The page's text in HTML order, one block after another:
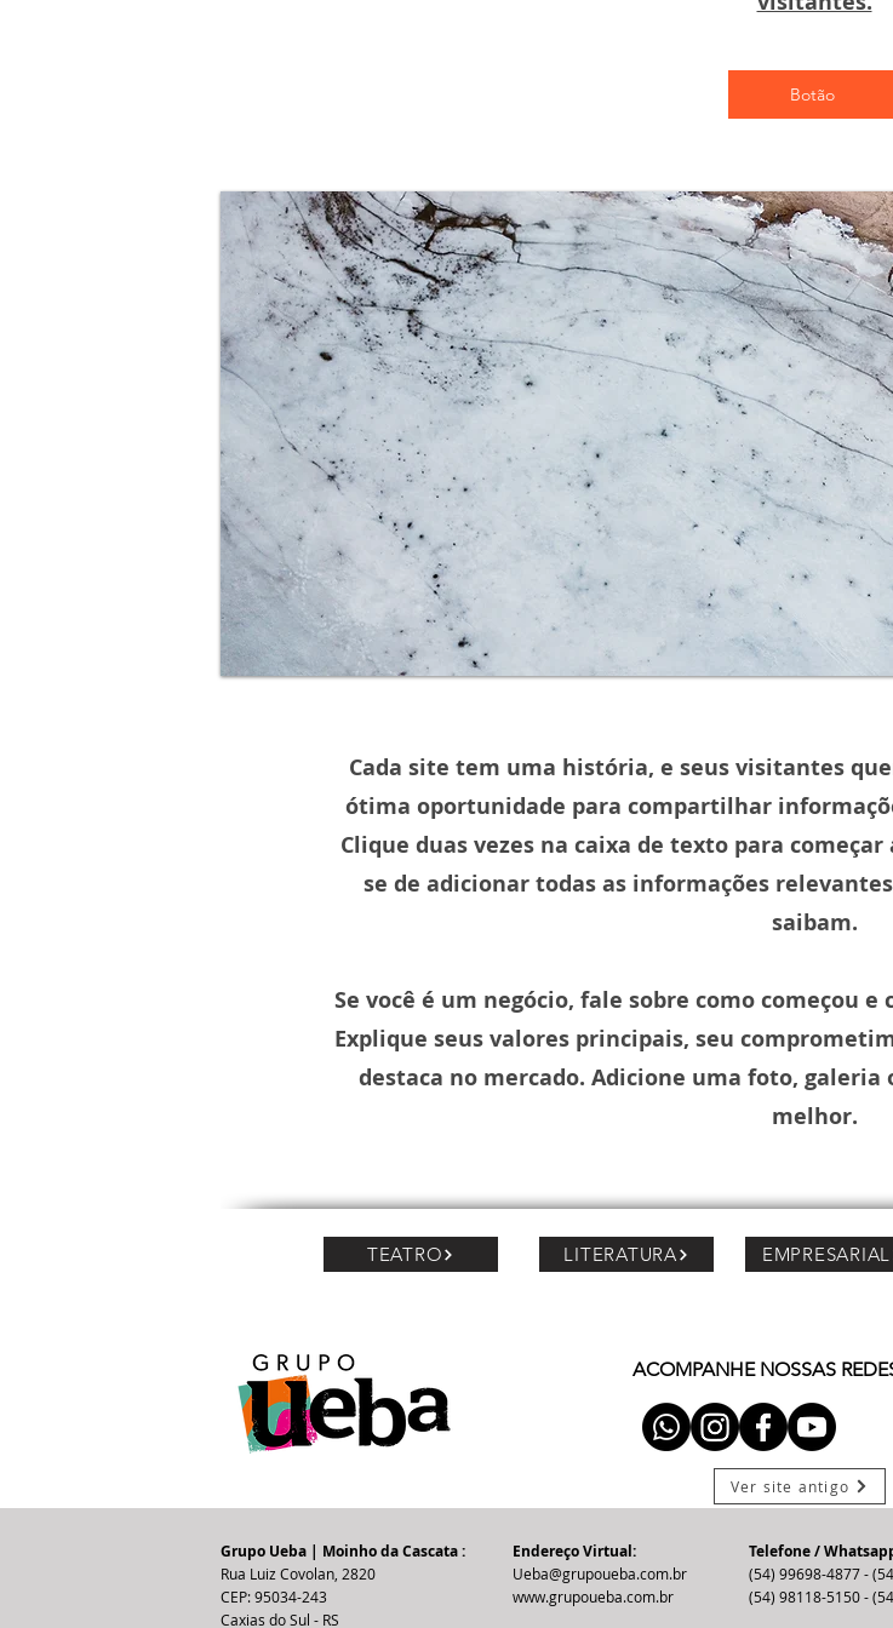
Botão
Cada site tem uma história, e seus visitantes
ótima oportunidade para compartilhar
Clique duas vezes na caixa de texto para
se de adicionar todas as informações
saibam.
Se você é um negócio, fale sobre como começou
Explique seus valores principais, seu
destaca no mercado. Adicione uma foto,
melhor.
TEATRO LITERATURA EMPRESARIAL
ACOMPANHE NOSSAS
Ver site antigo
Grupo Ueba | Moinho da Cascata :
Rua Luiz Covolan, 2820
CEP: 95034-243
Caxias do Sul - RS
Endereço Virtual:
Ueba@grupoueba.com.br
www.grupoueba.com.br
Telefone /
(54) 99698-4877 -
(54) 98118-5150 -